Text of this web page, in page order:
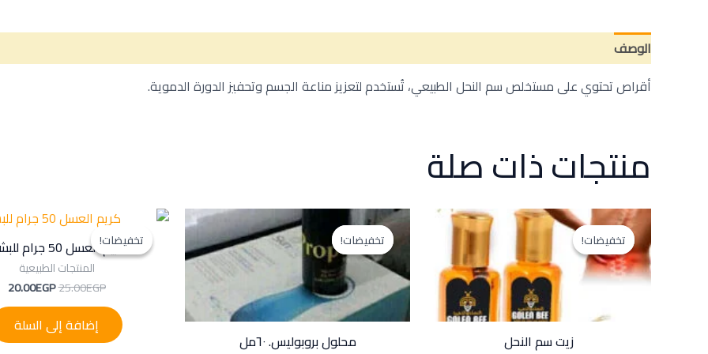
الوصف
أقراص تحتوي على مستخلص سم النحل الطبيعي، تُستخدم لتعزيز مناعة الجسم وتحفيز الدورة الدموية.
منتجات ذات صلة
تخفيضات!
تخفيضات!
زيت سم النحل
السعر
الأصلي
40.00EGP.
السعر
الحالي
هو:
30.00EGP.
تخفيضات!
تخفيضات!
محلول بروبوليس. ٦٠مل
السعر
الأصلي
هو:
120.00EGP.
السعر
الحالي
هو:
100.00EGP.
تخفيضات!
تخفيضات!
كريم العسل 50 جرام للبشرة
المنتجات الطبيعية
25.00EGP
السعر
الأصلي
هو:
25.00EGP.
20.00EGP
إضافة إلى السلة